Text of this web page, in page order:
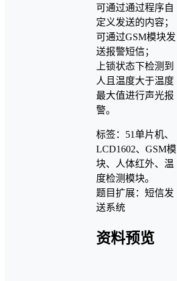
可通过通过程序自
定义发送的内容；
可通过GSM模块发
送报警短信；
上锁状态下检测到
人且温度大于温度
最大值进行声光报
警。
标签：51单片机、
LCD1602、GSM模
块、人体红外、温
度检测模块。
题目扩展：短信发
送系统
资料预览